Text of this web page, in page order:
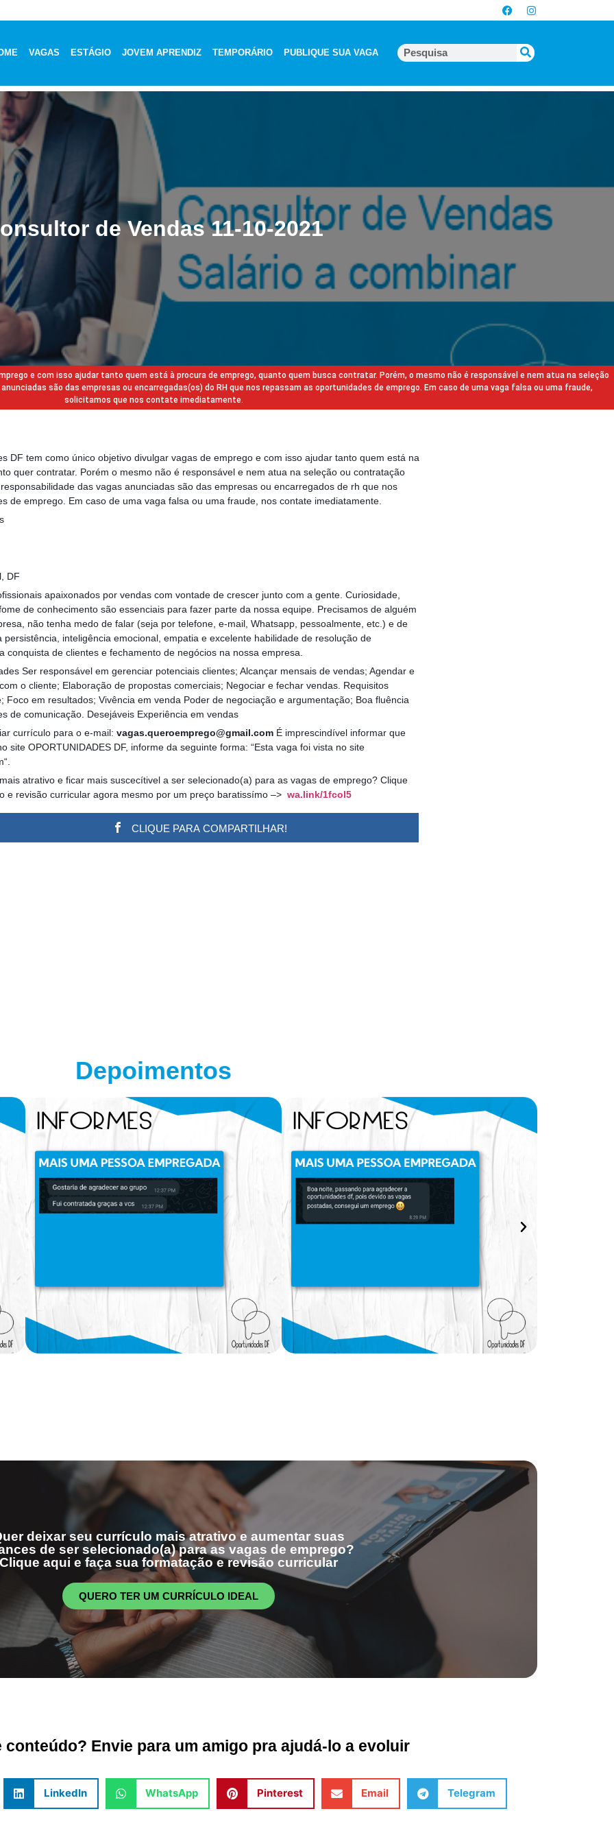
VAGAS ESTÁGIO JOVEM APRENDIZ TEMPORÁRIO PUBLIQUE SUA VAGA
de Vendas 11-10-2021
e com isso ajudar tanto quem está à procura de emprego, quanto quem busca contratar. Porém, o mesmo não é responsável e nem atua na seleção
são das empresas ou encarregadas(os) do RH que nos repassam as oportunidades de emprego. Em caso de uma vaga falsa ou uma fraude,
solicitamos que nos contate imediatamente.
DF tem como único objetivo divulgar vagas de emprego e com isso ajudar tanto quem está na
quer contratar. Porém o mesmo não é responsável e nem atua na seleção ou contratação
das vagas anunciadas são das empresas ou encarregados de rh que nos
de emprego. Em caso de uma vaga falsa ou uma fraude, nos contate imediatamente.
DF
apaixonados por vendas com vontade de crescer junto com a gente. Curiosidade,
de conhecimento são essenciais para fazer parte da nossa equipe. Precisamos de alguém
não tenha medo de falar (seja por telefone, e-mail, Whatsapp, pessoalmente, etc.) e de
persistência, inteligência emocional, empatia e excelente habilidade de resolução de
conquista de clientes e fechamento de negócios na nossa empresa.
Ser responsável em gerenciar potenciais clientes; Alcançar mensais de vendas; Agendar e
o cliente; Elaboração de propostas comerciais; Negociar e fechar vendas. Requisitos
Foco em resultados; Vivência em venda Poder de negociação e argumentação; Boa fluência
de comunicação. Desejáveis Experiência em vendas
currículo para o e-mail: vagas.queroemprego@gmail.com É imprescindível informar que
site OPORTUNIDADES DF, informe da seguinte forma: “Esta vaga foi vista no site
atrativo e ficar mais suscecítivel a ser selecionado(a) para as vagas de emprego? Clique
e revisão curricular agora mesmo por um preço baratissímo –> wa.link/1fcol5
CLIQUE PARA COMPARTILHAR!
Depoimentos
deixar seu currículo mais atrativo e aumentar suas
de ser selecionado(a) para as vagas de emprego?
aqui e faça sua formatação e revisão curricular
QUERO TER UM CURRÍCULO IDEAL
conteúdo? Envie para um amigo pra ajudá-lo a evoluir
LinkedIn WhatsApp Pinterest Email Telegram